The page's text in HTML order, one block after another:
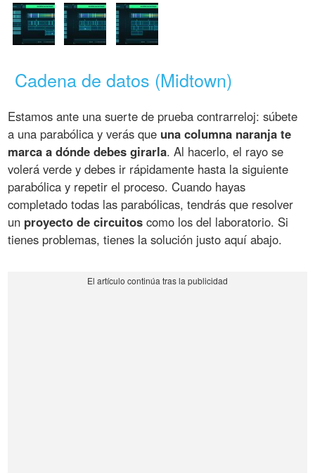
Cadena de datos (Midtown)
Estamos ante una suerte de prueba contrarreloj: súbete
a una parabólica y verás que una columna naranja te
marca a dónde debes girarla. Al hacerlo, el rayo se
volerá verde y debes ir rápidamente hasta la siguiente
parabólica y repetir el proceso. Cuando hayas
completado todas las parabólicas, tendrás que resolver
un proyecto de circuitos como los del laboratorio. Si
tienes problemas, tienes la solución justo aquí abajo.